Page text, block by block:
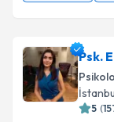
Psk.
5 (